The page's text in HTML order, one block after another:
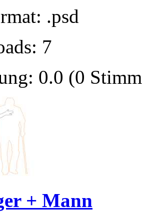
.psd
7
0.0 (0
+ Mann